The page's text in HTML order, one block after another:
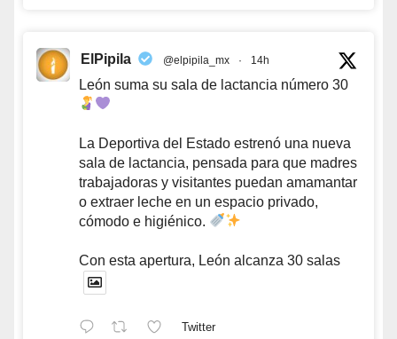
ElPipila @elpipila_mx · 14h
León suma su sala de lactancia número 30
La Deportiva del Estado estrenó una nueva
sala de lactancia, pensada para que madres
trabajadoras y visitantes puedan amamantar
o extraer leche en un espacio privado,
cómodo e higiénico.
Con esta apertura, León alcanza 30 salas
Twitter